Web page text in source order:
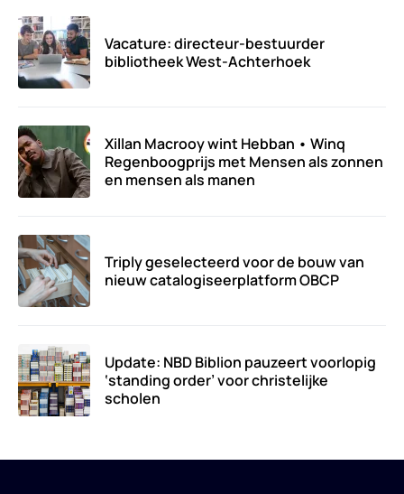
Vacature: directeur-bestuurder
bibliotheek West-Achterhoek
Xillan Macrooy wint Hebban • Winq
Regenboogprijs met Mensen als zonnen
en mensen als manen
Triply geselecteerd voor de bouw van
nieuw catalogiseerplatform OBCP
Update: NBD Biblion pauzeert voorlopig
‘standing order’ voor christelijke
scholen